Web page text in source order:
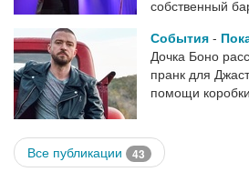
собственный
События -
Дочка Боно
пранк для
помощи
Все публикации 43